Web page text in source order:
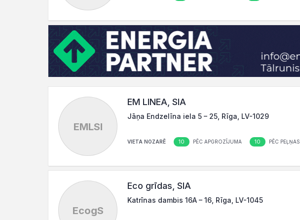
EMLSI
EM LINEA, SIA
Jāņa Endzelīna iela 5 – 25, Rīga, LV-1029
VIETA NOZARĒ 10 PĒC APGROZĪJUMA 10 PĒC PEĻŅAS
EcogS
Eco grīdas, SIA
Katrīnas dambis 16A – 16, Rīga, LV-1045